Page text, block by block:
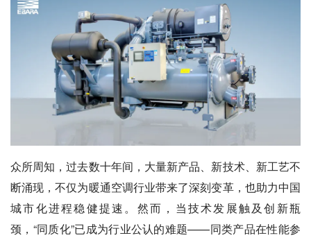
众所周知，过去数十年间，大量新产品、新技术、新工艺不
断涌现，不仅为暖通空调行业带来了深刻变革，也助力中国
城市化进程稳健提速。然而，当技术发展触及创新瓶
颈，“同质化”已成为行业公认的难题——同类产品在性能参